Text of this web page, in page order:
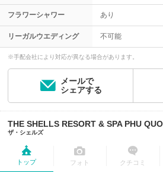
フラワーシャワー あり
リーガルウエディング 不可能
※手配会社により対応が異なる場合があります。
メールで
シェアする
THE SHELLS RESORT & SPA PHU
ザ・シェルズ
トップ フォト クチコミ